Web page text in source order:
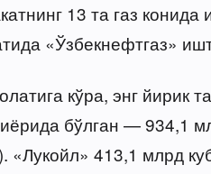
13 та газ
«Ўзбекнефтгаз»
кўра, энг йирик
бўлган — 934,1
«Лукойл» 413,1 млрд